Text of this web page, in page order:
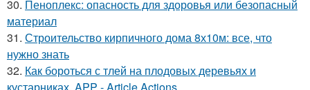
30. Пеноплекс: опасность для здоровья или безопасный
материал
31. Строительство кирпичного дома 8х10м: все, что
нужно знать
32. Как бороться с тлей на плодовых деревьях и